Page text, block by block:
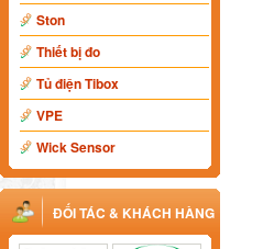
Ston
Thiết bị đo
Tủ điện Tibox
VPE
Wick Sensor
ĐỐI TÁC & KHÁCH HÀNG